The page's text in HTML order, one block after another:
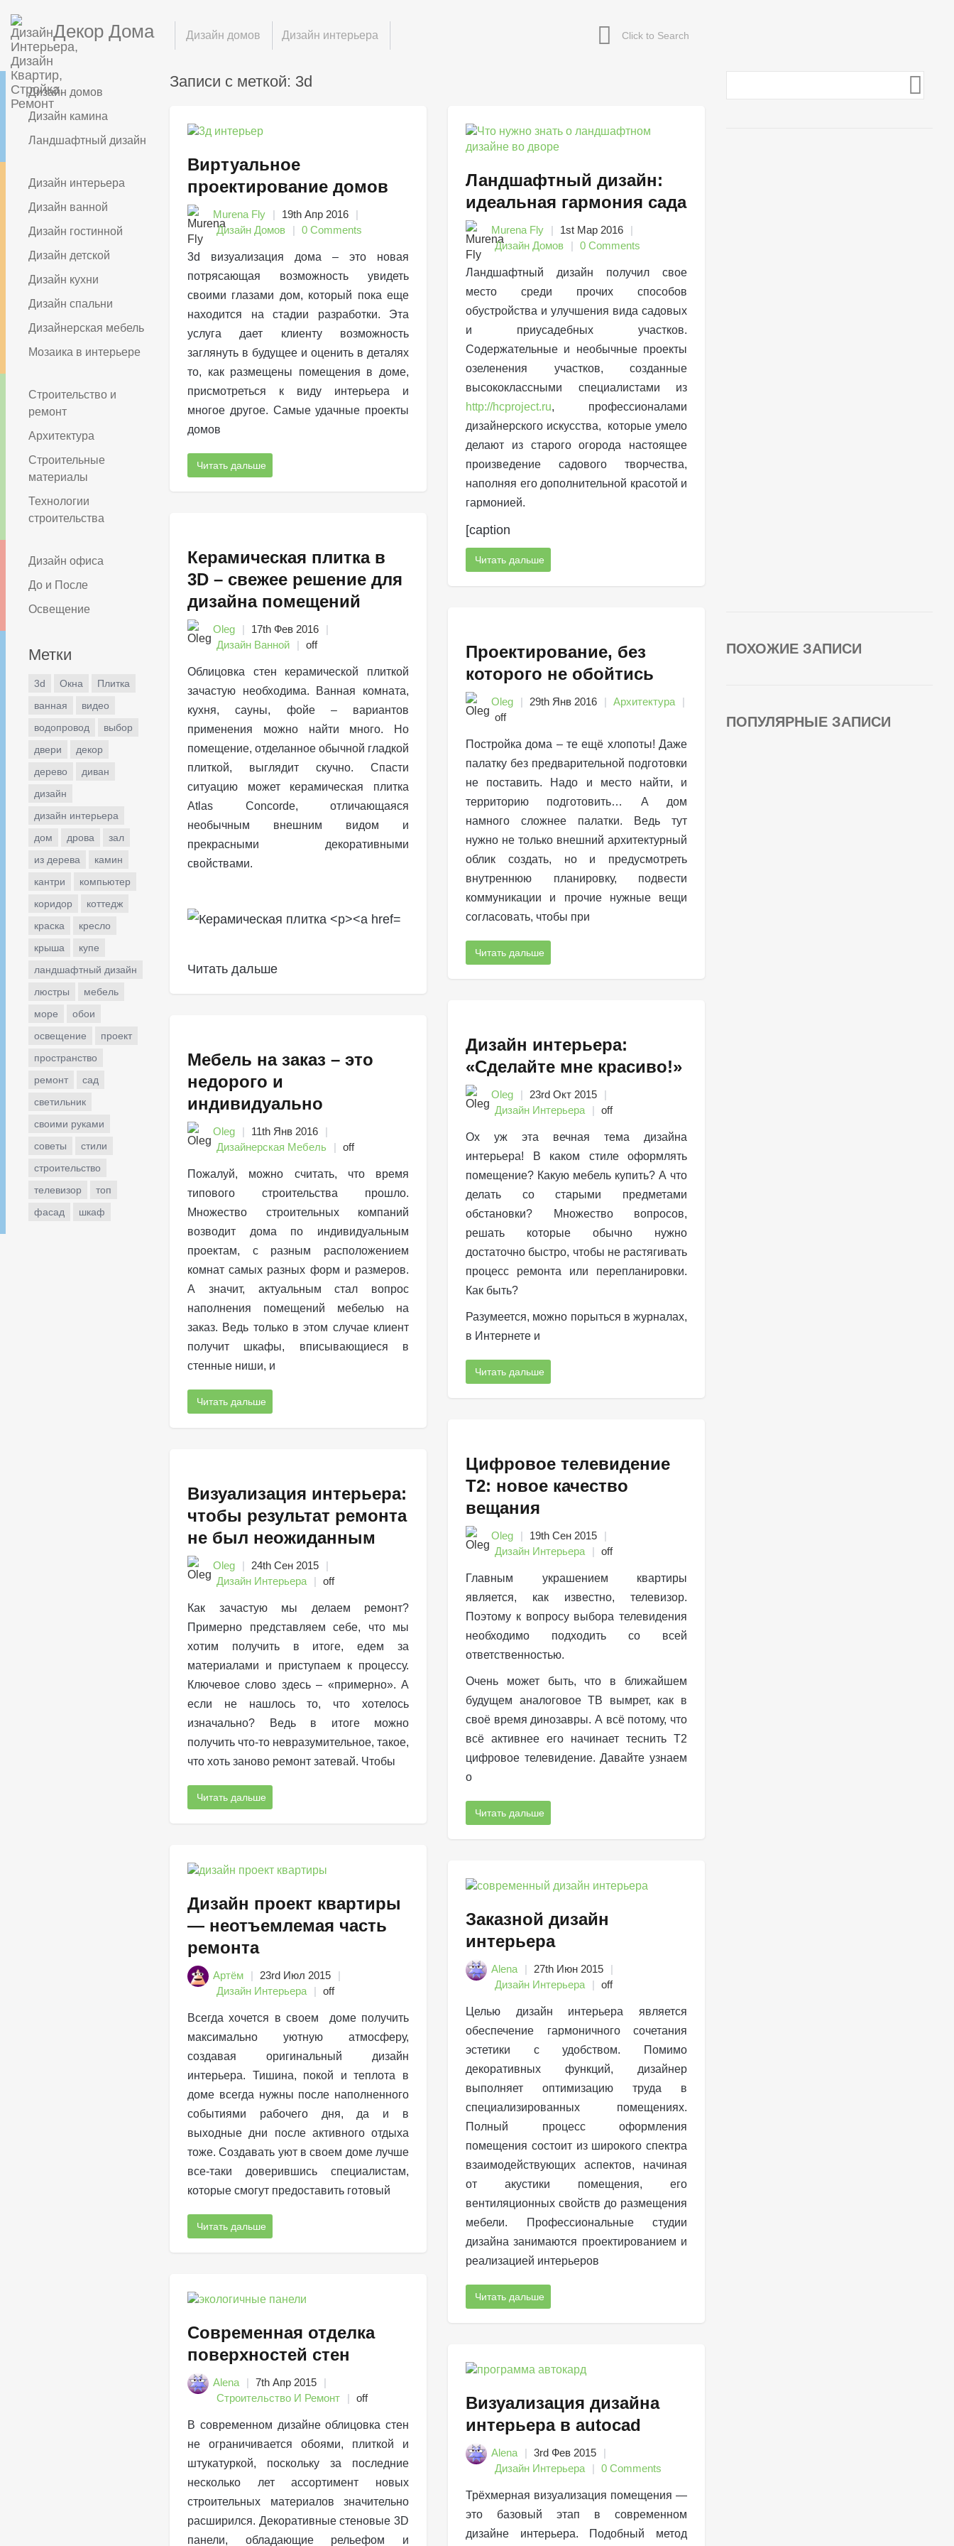
Декор Дома Дизайн домов Дизайн интерьера
Дизайн домов
Дизайн камина
Ландшафтный дизайн
Дизайн интерьера
Дизайн ванной
Дизайн гостинной
Дизайн детской
Дизайн кухни
Дизайн спальни
Дизайнерская мебель
Мозаика в интерьере
Строительство и
ремонт
Архитектура
Строительные
материалы
Технологии
строительства
Дизайн офиса
До и После
Освещение
Метки
3d Окна
Плитка
ванная
видео
водопровод
выбор
двери
декор
дерево
диван
дизайн
дизайн интерьера
дом
дрова
зал
из дерева
камин
кантри
компьютер
коридор
коттедж
краска
кресло
крыша
купе
ландшафтный дизайн
люстры
мебель
море
обои
освещение
проект
пространство
ремонт
сад
светильник
своими руками
советы
стили
строительство
телевизор
топ
фасад
шкаф
Записи с меткой: 3d
Виртуальное
проектирование домов
Murena Fly
19th Апр 2016
Дизайн Домов
0 Comments
3d визуализация дома – это новая
потрясающая возможность увидеть
своими глазами дом, который пока еще
находится на стадии разработки. Эта
услуга дает клиенту возможность
заглянуть в будущее и оценить в деталях
то, как размещены помещения в доме,
присмотреться к виду интерьера и
многое другое. Самые удачные проекты
домов
Читать дальше
Керамическая плитка в
3D – свежее решение для
дизайна помещений
Oleg
17th Фев 2016
Дизайн Ванной
off
Облицовка стен керамической плиткой
зачастую необходима. Ванная комната,
кухня, сауны, фойе – вариантов
применения можно найти много. Но
помещение, отделанное обычной гладкой
плиткой, выглядит скучно. Спасти
ситуацию может керамическая плитка
Atlas Concorde, отличающаяся
необычным внешним видом и
прекрасными декоративными
свойствами.
Читать дальше
Мебель на заказ – это
недорого и
индивидуально
Oleg
11th Янв 2016
Дизайнерская Мебель
off
Пожалуй, можно считать, что время
типового строительства прошло.
Множество строительных компаний
возводит дома по индивидуальным
проектам, с разным расположением
комнат самых разных форм и размеров.
А значит, актуальным стал вопрос
наполнения помещений мебелью на
заказ. Ведь только в этом случае клиент
получит шкафы, вписывающиеся в
стенные ниши, и
Читать дальше
Визуализация интерьера:
чтобы результат ремонта
не был неожиданным
Oleg
24th Сен 2015
Дизайн Интерьера
off
Как зачастую мы делаем ремонт?
Примерно представляем себе, что мы
хотим получить в итоге, едем за
материалами и приступаем к процессу.
Ключевое слово здесь – «примерно». А
если не нашлось то, что хотелось
изначально? Ведь в итоге можно
получить что-то невразумительное, такое,
что хоть заново ремонт затевай. Чтобы
Читать дальше
Дизайн проект квартиры
— неотъемлемая часть
ремонта
Артём
23rd Июл 2015
Дизайн Интерьера
off
Всегда хочется в своем доме получить
максимально уютную атмосферу,
создавая оригинальный дизайн
интерьера. Тишина, покой и теплота в
доме всегда нужны после наполненного
событиями рабочего дня, да и в
выходные дни после активного отдыха
тоже. Создавать уют в своем доме лучше
все-таки доверившись специалистам,
которые смогут предоставить готовый
Читать дальше
Современная отделка
поверхностей стен
Alena
7th Апр 2015
Строительство И Ремонт
off
В современном дизайне облицовка стен
не ограничивается обоями, плиткой и
штукатуркой, поскольку за последние
несколько лет ассортимент новых
строительных материалов значительно
расширился. Декоративные стеновые 3D
панели, обладающие рельефом и
Ландшафтный дизайн:
идеальная гармония сада
Murena Fly
1st Мар 2016
Дизайн Домов
0 Comments
Ландшафтный дизайн получил свое
место среди прочих способов
обустройства и улучшения вида садовых
и приусадебных участков.
Содержательные и необычные проекты
озеленения участков, созданные
высококлассными специалистами из
http://hcproject.ru, профессионалами
дизайнерского искусства, которые умело
делают из старого огорода настоящее
произведение садового творчества,
наполняя его дополнительной красотой и
гармонией.
[caption
Читать дальше
Проектирование, без
которого не обойтись
Oleg 29th Янв 2016
Архитектура
off
Постройка дома – те ещё хлопоты! Даже
палатку без предварительной подготовки
не поставить. Надо и место найти, и
территорию подготовить… А дом
намного сложнее палатки. Ведь тут
нужно не только внешний архитектурный
облик создать, но и предусмотреть
внутреннюю планировку, подвести
коммуникации и прочие нужные вещи
согласовать, чтобы при
Читать дальше
Дизайн интерьера:
«Сделайте мне красиво!»
Oleg
23rd Окт 2015
Дизайн Интерьера
off
Ох уж эта вечная тема дизайна
интерьера! В каком стиле оформлять
помещение? Какую мебель купить? А что
делать со старыми предметами
обстановки? Множество вопросов,
решать которые обычно нужно
достаточно быстро, чтобы не растягивать
процесс ремонта или перепланировки.
Как быть?
Разумеется, можно порыться в журналах,
в Интернете и
Читать дальше
Цифровое телевидение
Т2: новое качество
вещания
Oleg
19th Сен 2015
Дизайн Интерьера
off
Главным украшением квартиры
является, как известно, телевизор.
Поэтому к вопросу выбора телевидения
необходимо подходить со всей
ответственностью.
Очень может быть, что в ближайшем
будущем аналоговое ТВ вымрет, как в
своё время динозавры. А всё потому, что
всё активнее его начинает теснить Т2
цифровое телевидение. Давайте узнаем
о
Читать дальше
Заказной дизайн
интерьера
Alena
27th Июн 2015
Дизайн Интерьера
off
Целью дизайн интерьера является
обеспечение гармоничного сочетания
эстетики с удобством. Помимо
декоративных функций, дизайнер
выполняет оптимизацию труда в
специализированных помещениях.
Полный процесс оформления
помещения состоит из широкого спектра
взаимодействующих аспектов, начиная
от акустики помещения, его
вентиляционных свойств до размещения
мебели. Профессиональные студии
дизайна занимаются проектированием и
реализацией интерьеров
Читать дальше
Визуализация дизайна
интерьера в autocad
Alena
3rd Фев 2015
Дизайн Интерьера
0 Comments
Трёхмерная визуализация помещения —
это базовый этап в современном
дизайне интерьера. Подобный метод
ПОХОЖИЕ ЗАПИСИ
ПОПУЛЯРНЫЕ ЗАПИСИ